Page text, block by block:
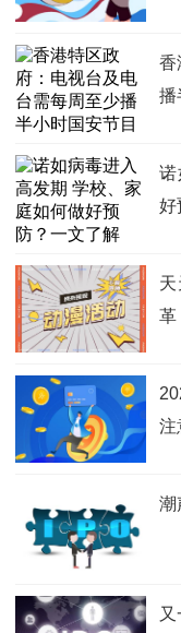
香
播
诺
好
革
注
潮